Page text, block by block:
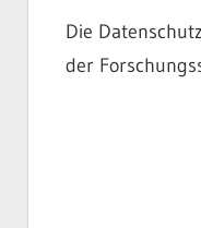
Die
der